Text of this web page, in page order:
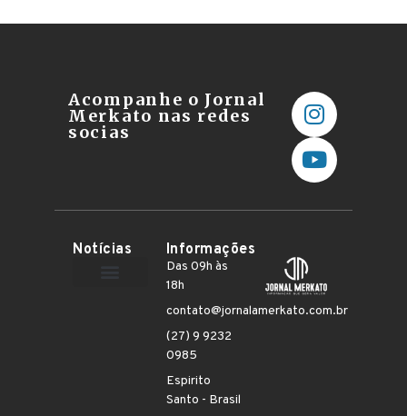
Acompanhe o Jornal
Merkato nas redes
socias
Notícias Informações
Das 09h às
18h
contato@jornalamerkato.com.br
(27) 9 9232
0985
Espirito
Santo - Brasil